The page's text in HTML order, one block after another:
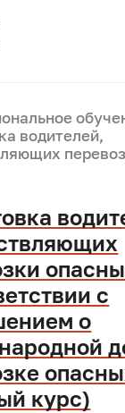
водителей,
с
о
курс)